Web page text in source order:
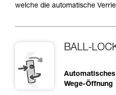
welche die automatische
BALL-
Wege-Öffnung